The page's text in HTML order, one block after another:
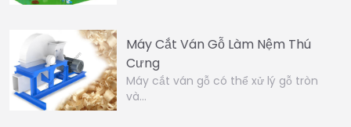
Máy Cắt Ván Gỗ Làm Nệm Thú
Cưng
Máy cắt ván gỗ có thể xử lý gỗ tròn
và…